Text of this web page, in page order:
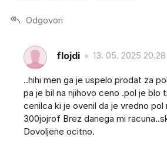
Odgovori
flojdi 13. 05. 2025 20.28
..hihi men ga je uspelo prodat za
pa je bil na njihovo ceno .pol je blo
cenilca ki je ovenil da je vredno pol
300jojrof Brez danega mi
Dovoljene ocitno.